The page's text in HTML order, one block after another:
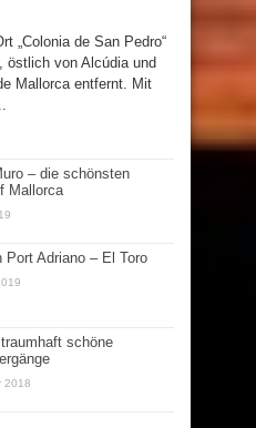
„Colonia de San Pedro“
östlich von Alcúdia und
Mallorca entfernt. Mit
– die schönsten
Mallorca
Port Adriano – El Toro
schöne
2018